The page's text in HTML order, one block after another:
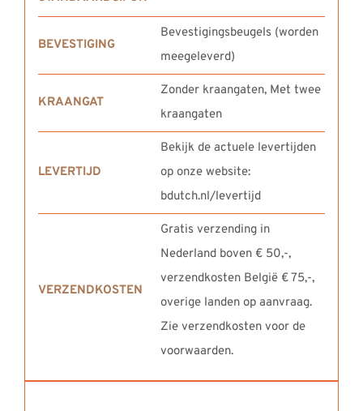
BEVESTIGING
Bevestigingsbeugels (worden
meegeleverd)
KRAANGAT
Zonder kraangaten, Met twee
kraangaten
LEVERTIJD
Bekijk de actuele levertijden
op onze website:
bdutch.nl/levertijd
VERZENDKOSTEN
Gratis verzending in
Nederland boven € 50,-,
verzendkosten België € 75,-,
overige landen op aanvraag.
Zie verzendkosten voor de
voorwaarden.